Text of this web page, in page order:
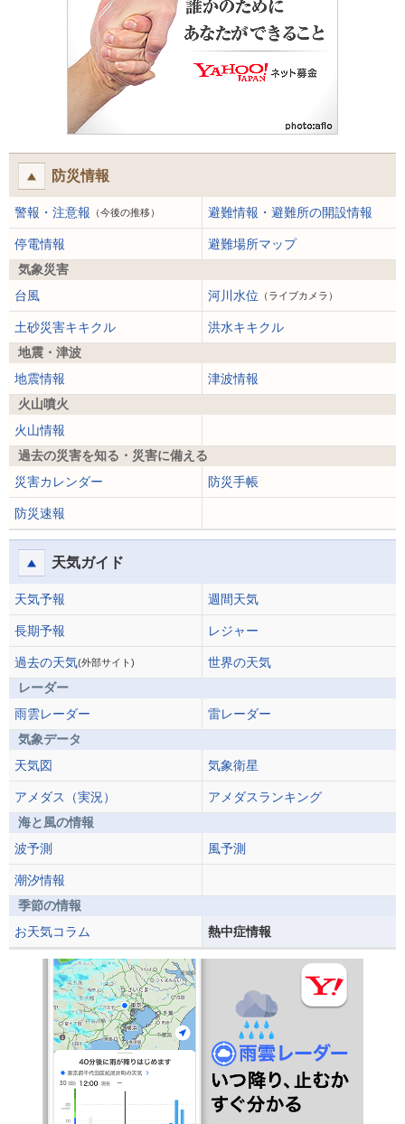
防災情報
警報・注意報 （今後の推移） 避難情報・避難所の開設情報
停電情報
避難場所マップ
気象災害
台風
河川水位 （ライブカメラ）
土砂災害キキクル
洪水キキクル
地震・津波
地震情報
津波情報
火山噴火
火山情報
過去の災害を知る・災害に備える
災害カレンダー
防災手帳
防災速報
天気ガイド
天気予報 週間天気
長期予報 レジャー
過去の天気(外部サイト)
世界の天気
レーダー
雨雲レーダー
雷レーダー
気象データ
天気図
気象衛星
アメダス（実況）
アメダスランキング
海と風の情報
波予測
風予測
潮汐情報
季節の情報
お天気コラム
熱中症情報